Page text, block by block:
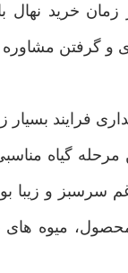
خرید نهال
و گرفتن مشاوره
فرایند بسیار
گیاه
سرسبز و زیبا
میوه های